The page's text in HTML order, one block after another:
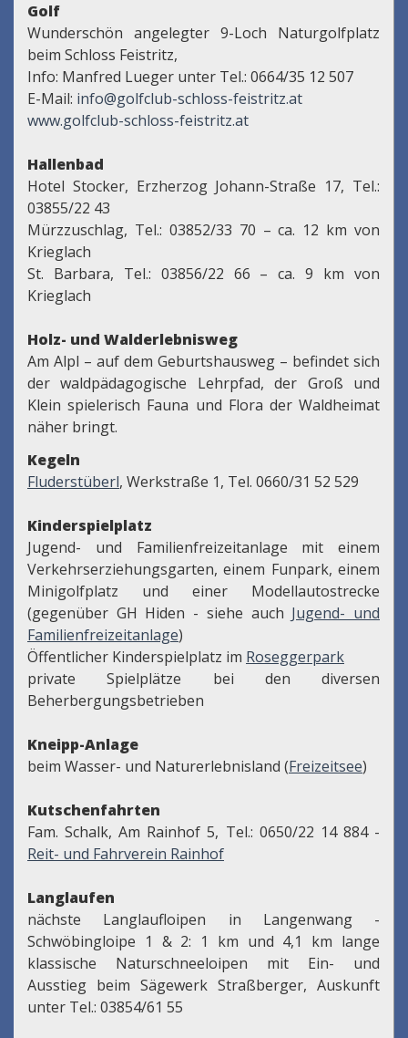
Golf
Wunderschön angelegter 9-Loch Naturgolfplatz
beim Schloss Feistritz,
Info: Manfred Lueger unter Tel.: 0664/35 12 507
E-Mail: info@golfclub-schloss-feistritz.at
www.golfclub-schloss-feistritz.at
Hallenbad
Hotel Stocker, Erzherzog Johann-Straße 17, Tel.:
03855/22 43
Mürzzuschlag, Tel.: 03852/33 70 – ca. 12 km von
Krieglach
St. Barbara, Tel.: 03856/22 66 – ca. 9 km von
Krieglach
Holz- und Walderlebnisweg
Am Alpl – auf dem Geburtshausweg – befindet sich
der waldpädagogische Lehrpfad, der Groß und
Klein spielerisch Fauna und Flora der Waldheimat
näher bringt.
Kegeln
Fluderstüberl, Werkstraße 1, Tel. 0660/31 52 529
Kinderspielplatz
Jugend- und Familienfreizeitanlage mit einem
Verkehrserziehungsgarten, einem Funpark, einem
Minigolfplatz und einer Modellautostrecke
(gegenüber GH Hiden - siehe auch Jugend- und
Familienfreizeitanlage)
Öffentlicher Kinderspielplatz im Roseggerpark
private Spielplätze bei den diversen
Beherbergungsbetrieben
Kneipp-Anlage
beim Wasser- und Naturerlebnisland (Freizeitsee)
Kutschenfahrten
Fam. Schalk, Am Rainhof 5, Tel.: 0650/22 14 884 -
Reit- und Fahrverein Rainhof
Langlaufen
nächste Langlaufloipen in Langenwang -
Schwöbingloipe 1 & 2: 1 km und 4,1 km lange
klassische Naturschneeloipen mit Ein- und
Ausstieg beim Sägewerk Straßberger, Auskunft
unter Tel.: 03854/61 55